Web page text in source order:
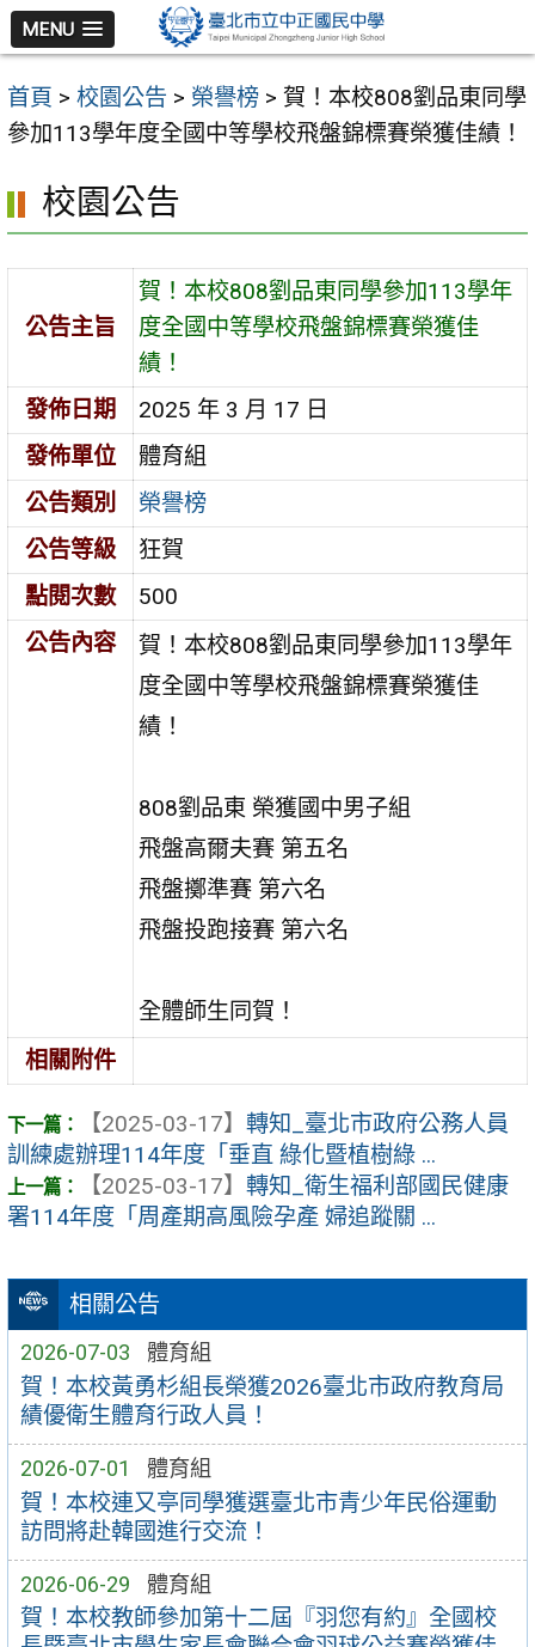
跳
至
主
要
容
區
MENU
首頁 > 校園公告 > 榮譽榜 > 賀！本校808劉品東同學
參加113學年度全國中等學校飛盤錦標賽榮獲佳績！
相關公告
2026-07-03 體育組
賀！本校黃勇杉組長榮獲2026臺北市政府教育局
績優衛生體育行政人員！
2026-07-01 體育組
賀！本校連又亭同學獲選臺北市青少年民俗運動
訪問將赴韓國進行交流！
2026-06-29 體育組
賀！本校教師參加第十二屆『羽您有約』全國校
校園公告
公告主旨
賀！本校808劉品東同學參加113學年
度全國中等學校飛盤錦標賽榮獲佳
績！
發佈日期
2025 年 3 月 17 日
發佈單位
體育組
公告類別
榮譽榜
公告等級
狂賀
點閱次數
500
公告內容
賀！本校808劉品東同學參加113學年
度全國中等學校飛盤錦標賽榮獲佳
績！
808劉品東 榮獲國中男子組
飛盤高爾夫賽 第五名
飛盤擲準賽 第六名
飛盤投跑接賽 第六名
全體師生同賀！
相關附件
【2025-03-17】 轉知_臺北市政府公務人員
訓練處辦理114年度「垂直 綠化暨植樹綠 ...
【2025-03-17】 轉知_衛生福利部國民健康
署114年度「周產期高風險孕產 婦追蹤關 ...